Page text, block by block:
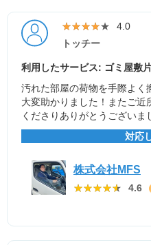
★★★★★
★★★★★ 4.0
トッチー
利用したサービス: ゴミ屋敷
汚れた部屋の荷物を手際よく
大変助かりました！またご
くださりありがとうございま
対応
株式会社MFS
★★★★★
★★★★★ 4.6